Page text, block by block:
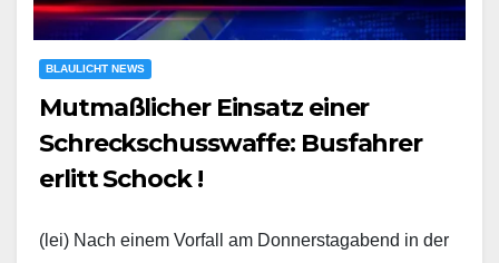
BLAULICHT NEWS
Mutmaßlicher Einsatz einer
Schreckschusswaffe: Busfahrer
erlitt Schock !
(lei) Nach einem Vorfall am Donnerstagabend in der